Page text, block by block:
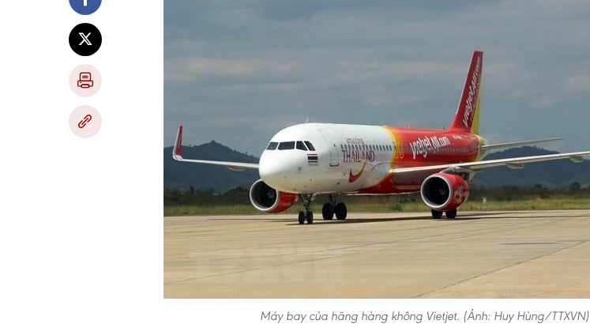
Máy bay của hãng hàng không Vietjet. (Ảnh: Huy Hùng/TTXVN)